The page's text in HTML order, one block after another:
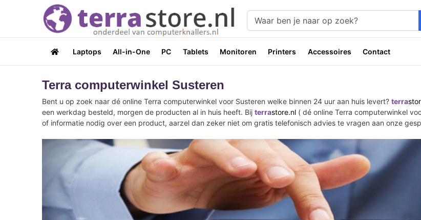
Laptops All-in-One PC Tablets Monitoren Printers Accessoires Contact
Terra computerwinkel Susteren
Bent u op zoek naar dé online Terra computerwinkel voor Susteren welke binnen 24 uur aan huis levert? terra
een werkdag besteld, morgen de producten al in huis heeft. Bij terrastore.nl ( dé online Terra computerwinkel
of informatie nodig over een product, aarzel dan zeker niet om gratis telefonisch advies te vragen aan onze